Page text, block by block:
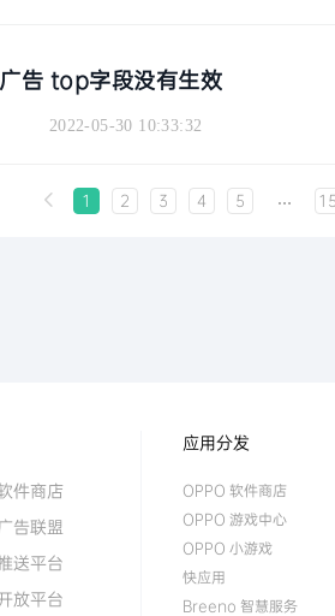
告 top字段没有生效
2022-05-30 10:33:32
 1 2 3 4 5 …
件商店
告联盟
送平台
放平台
应用分发
OPPO 软件商店
OPPO 游戏中心
OPPO 小游戏
快应用
Breeno 智慧服务